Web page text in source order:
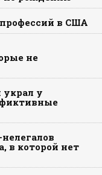
в США
не
у
в которой нет